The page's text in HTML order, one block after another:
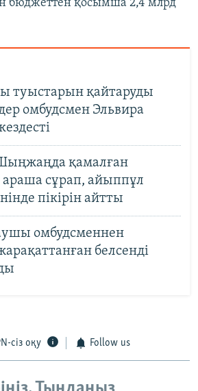
бюджеттен қосымша 2,4 млрд
туыстарын қайтаруды
омбудсмен Эльвира
қамалған
сұрап, айыппұл
пікірін айтты
омбудсменнен
белсенді
сіз оқу Follow us